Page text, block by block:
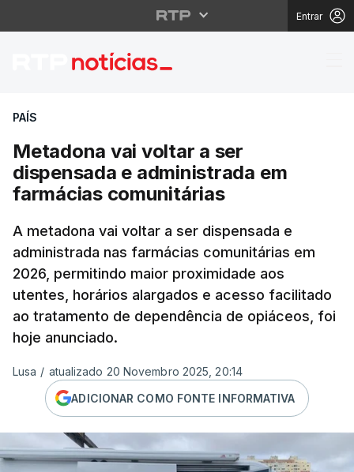
Entrar
Metadona vai voltar a
PAÍS
Metadona vai voltar a ser
dispensada e administrada em
farmácias comunitárias
A metadona vai voltar a ser dispensada e
administrada nas farmácias comunitárias em
2026, permitindo maior proximidade aos
utentes, horários alargados e acesso facilitado
ao tratamento de dependência de opiáceos, foi
hoje anunciado.
Lusa / atualizado 20 Novembro 2025, 20:14
ADICIONAR COMO FONTE INFORMATIVA